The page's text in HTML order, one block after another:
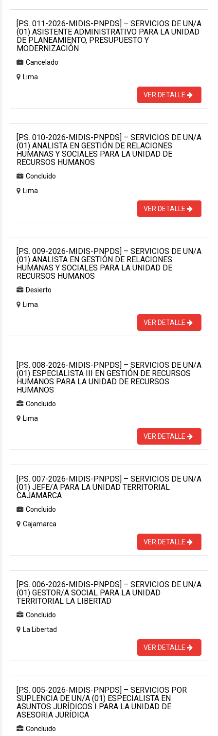
[P.S. 011-2026-MIDIS-PNPDS] – SERVICIOS DE UN/A
(01) ASISTENTE ADMINISTRATIVO PARA LA UNIDAD
DE PLANEAMIENTO, PRESUPUESTO Y
MODERNIZACIÓN
Cancelado
Lima
VER DETALLE
[P.S. 010-2026-MIDIS-PNPDS] – SERVICIOS DE UN/A
(01) ANALISTA EN GESTIÓN DE RELACIONES
HUMANAS Y SOCIALES PARA LA UNIDAD DE
RECURSOS HUMANOS
Concluido
Lima
VER DETALLE
[P.S. 009-2026-MIDIS-PNPDS] – SERVICIOS DE UN/A
(01) ANALISTA EN GESTIÓN DE RELACIONES
HUMANAS Y SOCIALES PARA LA UNIDAD DE
RECURSOS HUMANOS
Desierto
Lima
VER DETALLE
[P.S. 008-2026-MIDIS-PNPDS] – SERVICIOS DE UN/A
(01) ESPECIALISTA III EN GESTIÓN DE RECURSOS
HUMANOS PARA LA UNIDAD DE RECURSOS
HUMANOS
Concluido
Lima
VER DETALLE
[P.S. 007-2026-MIDIS-PNPDS] – SERVICIOS DE UN/A
(01) JEFE/A PARA LA UNIDAD TERRITORIAL
CAJAMARCA
Concluido
Cajamarca
VER DETALLE
[P.S. 006-2026-MIDIS-PNPDS] – SERVICIOS DE UN/A
(01) GESTOR/A SOCIAL PARA LA UNIDAD
TERRITORIAL LA LIBERTAD
Concluido
La Libertad
VER DETALLE
[P.S. 005-2026-MIDIS-PNPDS] – SERVICIOS POR
SUPLENCIA DE UN/A (01) ESPECIALISTA EN
ASUNTOS JURÍDICOS I PARA LA UNIDAD DE
ASESORIA JURÍDICA
Concluido